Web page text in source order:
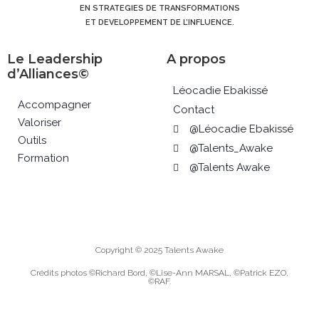
EN STRATEGIES DE TRANSFORMATIONS
ET DEVELOPPEMENT DE L’INFLUENCE.
Le Leadership
d’Alliances©
Accompagner
Valoriser
Outils
Formation
A propos
Léocadie Ebakissé
Contact
@Léocadie Ebakissé
@Talents_Awake
@Talents Awake
Copyright © 2025 Talents Awake
Crédits photos ©Richard Bord, ©Lise-Ann MARSAL, ©Patrick EZO,
©RAF.